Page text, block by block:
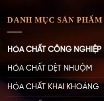
DANH MỤC SẢN PHẨM
HÓA CHẤT CÔNG NGHIỆP
HÓA CHẤT DỆT NHUỘM
HÓA CHẤT KHAI KHOÁNG